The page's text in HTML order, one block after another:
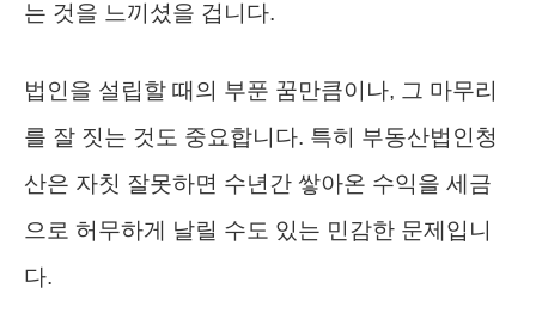
는 것을 느끼셨을 겁니다.
법인을 설립할 때의 부푼 꿈만큼이나, 그 마무리
를 잘 짓는 것도 중요합니다. 특히 부동산법인청
산은 자칫 잘못하면 수년간 쌓아온 수익을 세금
으로 허무하게 날릴 수도 있는 민감한 문제입니
다.